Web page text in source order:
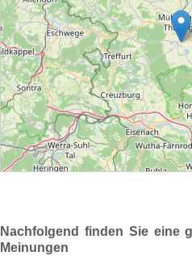
Nachfolgend finden Sie eine
Meinungen